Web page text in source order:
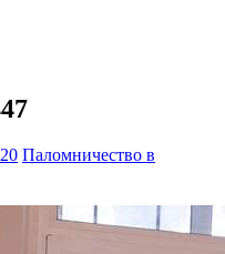
Паломничество в